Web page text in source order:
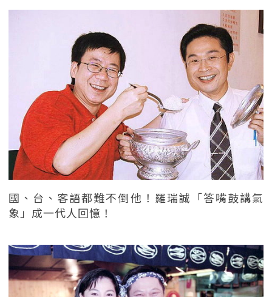
國、台、客語都難不倒他！羅瑞誠「答嘴鼓講氣
象」成一代人回憶！